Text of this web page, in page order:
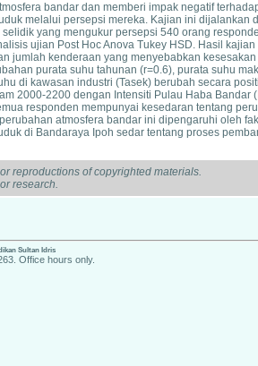
bandar dan memberi impak negatif
melalui persepsi mereka. Kajian ini dijalankan
yang mengukur persepsi 540 orang
ujian Post Hoc Anova Tukey HSD. Hasil
kenderaan yang menyebabkan
purata suhu tahunan (r=0.6), purata suhu
di kawasan industri (Tasek) berubah secara
2000-2200 dengan Intensiti Pulau Haba Bandar
responden mempunyai kesedaran tentang
atmosfera bandar ini dipengaruhi oleh
di Bandaraya Ipoh sedar tentang proses
reproductions of copyrighted materials.
research.
Sultan Idris
Office hours only.